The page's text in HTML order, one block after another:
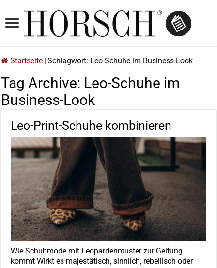
Startseite Schlagwort: Leo-Schuhe im Business-Look
Tag Archive: Leo-Schuhe im
Business-Look
Leo-Print-Schuhe kombinieren
Wie Schuhmode mit Leopardenmuster zur Geltung
kommt Wirkt es majestätisch, sinnlich, rebellisch oder